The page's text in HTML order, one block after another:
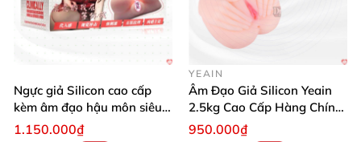
Ngực giả Silicon cao cấp
kèm âm đạo hậu môn siêu
thật BIG BREAST
1.150.000₫
YEAIN
Âm Đạo Giả Silicon Yeain
2.5kg Cao Cấp Hàng Chính
Hãng
950.000₫